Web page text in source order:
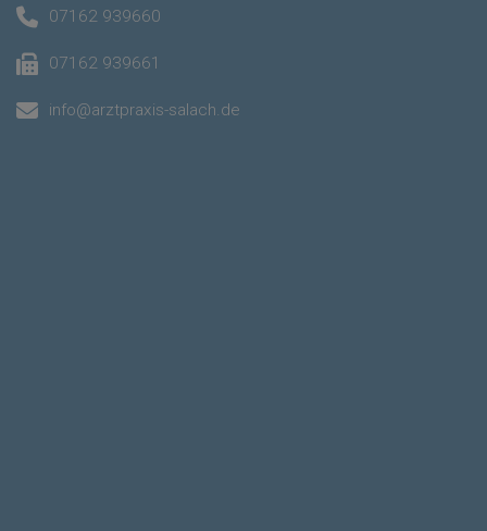
07162 939660
07162 939661
info@arztpraxis-salach.de